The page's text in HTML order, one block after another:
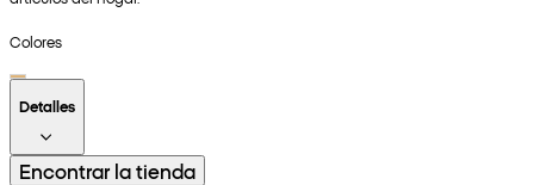
Colores
Detalles
Encontrar la tienda